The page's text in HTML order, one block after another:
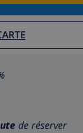
de réserver